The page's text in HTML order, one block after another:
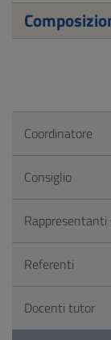
Coordinatore
Consiglio
Referenti
Docenti tutor